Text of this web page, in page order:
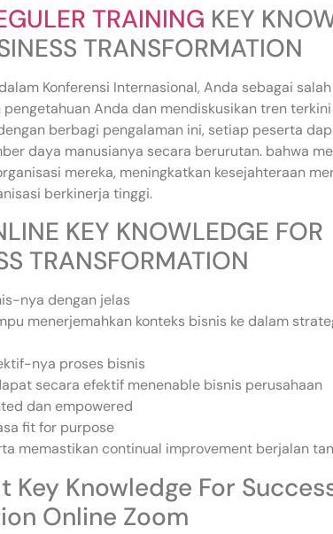
TRAINING KEY
TRANSFORMATION
Konferensi Internasional, Anda sebagai
Anda dan mendiskusikan tren
berbagi pengalaman ini, setiap peserta
daya manusianya secara berurutan. bahwa
mereka, meningkatkan kesejahteraan
berkinerja tinggi.
KEY KNOWLEDGE FOR
TRANSFORMATION
nya dengan jelas
menerjemahkan konteks bisnis ke dalam
nya proses bisnis
secara efektif menenable bisnis perusahaan
dan empowered
fit for purpose
memastikan continual improvement berjalan
Key Knowledge For
Online Zoom